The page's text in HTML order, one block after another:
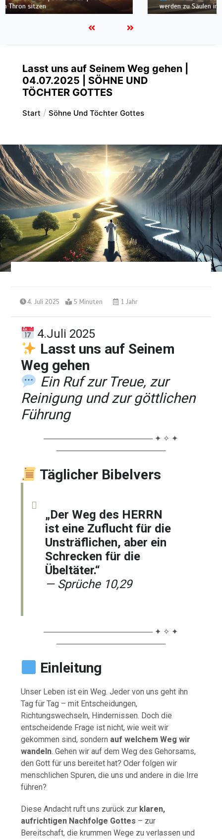
werden zu Säulen im Tempel Gottes gemacht
Lasst uns auf Seinem Weg gehen |
04.07.2025 | SÖHNE UND
TÖCHTER GOTTES
Start Söhne Und Töchter Gottes
4. Juli 2025 5 Minuten 1 Jahr
4.Juli 2025
Lasst uns auf Seinem
Weg gehen
Ein Ruf zur Treue, zur
Reinigung und zur göttlichen
Führung
──────────────────── ✦ ✧ ✦
────────────────────
Täglicher Bibelvers
„Der Weg des HERRN
ist eine Zuflucht für die
Unsträflichen, aber ein
Schrecken für die
Übeltäter.“
— Sprüche 10,29
──────────────────── ✦ ✧ ✦
────────────────────
Einleitung
Unser Leben ist ein Weg. Jeder von uns geht ihn
Tag für Tag – mit Entscheidungen,
Richtungswechseln, Hindernissen. Doch die
entscheidende Frage ist nicht, wie weit wir
gekommen sind, sondern auf welchem Weg wir
wandeln. Gehen wir auf dem Weg des Gehorsams,
den Gott für uns bereitet hat? Oder folgen wir
menschlichen Spuren, die uns und andere in die Irre
führen?
Diese Andacht ruft uns zurück zur klaren,
aufrichtigen Nachfolge Gottes – zur
Bereitschaft, die krummen Wege zu verlassen und